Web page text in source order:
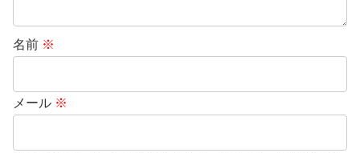
名前 ※
メール ※